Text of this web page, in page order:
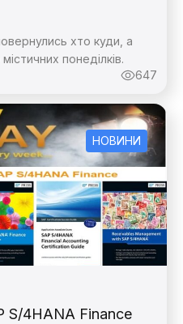
хто куди, а
понеділків.
647
НОВИНИ
S/4HANA Finance